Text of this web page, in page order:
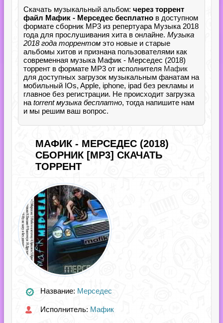
Скачать музыкальный альбом: через торрент
файл Мафик - Мерседес бесплатно в доступном
формате сборник MP3 из репертуара Музыка 2018
года для прослушивания хита в онлайне. Музыка
2018 года торрентом это новые и старые
альбомы хитов и признана пользователями как
современная музыка Мафик - Мерседес (2018)
торрент в формате MP3 от исполнителя Мафик
для доступных загрузок музыкальным фанатам на
мобильный IOs, Apple, iphone, ipad без рекламы и
главное без регистрации. Не происходит загрузка
на torrent музыка бесплатно, тогда напишите нам
и мы решим ваш вопрос.
МАФИК - МЕРСЕДЕС (2018)
СБОРНИК [MP3] СКАЧАТЬ
ТОРРЕНТ
Название: Мерседес
Исполнитель: Мафик